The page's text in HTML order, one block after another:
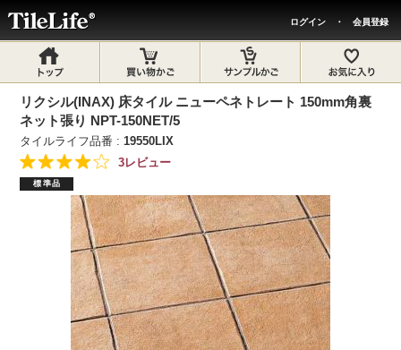
ログイン ・ 会員登録
リクシル(INAX) 床タイル ニューペネトレート 150mm角裏
ネット張り NPT-150NET/5
タイルライフ品番 :19550LIX
3レビュー
標準品